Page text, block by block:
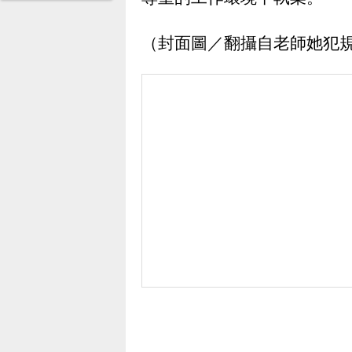
（封面圖／翻攝自老師她犯